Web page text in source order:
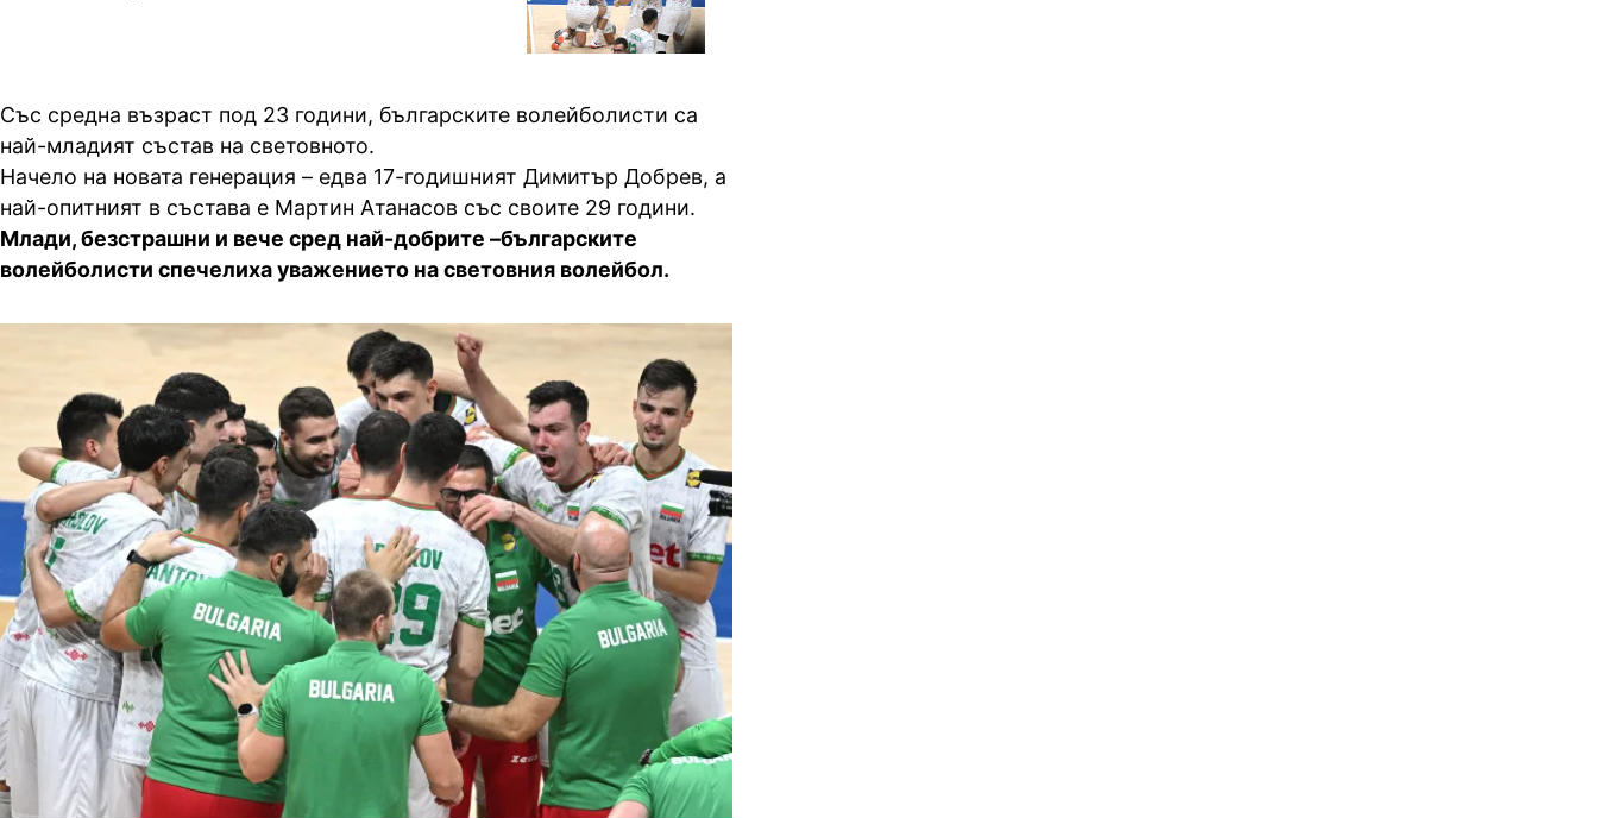
Със средна възраст под 23 години, българските волейболисти са
най-младият състав на световното.
Начело на новата генерация – едва 17-годишният Димитър Добрев, а
най-опитният в състава е Мартин Атанасов със своите 29 години.
Млади, безстрашни и вече сред най-добрите –българските
волейболисти спечелиха уважението на световния волейбол.